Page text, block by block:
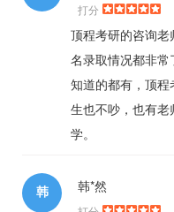
打分
顶程考研的咨询
名录取情况都非
知道的都有，顶
生也不吵，也有
学。
韩 韩*然